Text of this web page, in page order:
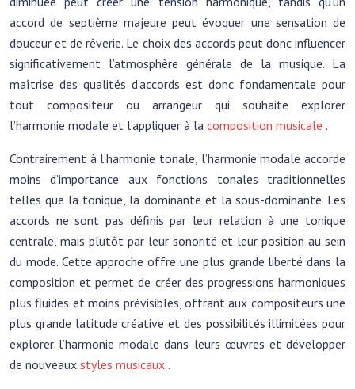
accord de septième majeure peut évoquer une sensation de
douceur et de rêverie. Le choix des accords peut donc influencer
significativement l’atmosphère générale de la musique. La
maîtrise des qualités d’accords est donc fondamentale pour
tout compositeur ou arrangeur qui souhaite explorer
l’harmonie modale et l’appliquer à la composition musicale .
Contrairement à l’harmonie tonale, l’harmonie modale accorde
moins d’importance aux fonctions tonales traditionnelles
telles que la tonique, la dominante et la sous-dominante. Les
accords ne sont pas définis par leur relation à une tonique
centrale, mais plutôt par leur sonorité et leur position au sein
du mode. Cette approche offre une plus grande liberté dans la
composition et permet de créer des progressions harmoniques
plus fluides et moins prévisibles, offrant aux compositeurs une
plus grande latitude créative et des possibilités illimitées pour
explorer l’harmonie modale dans leurs œuvres et développer
de nouveaux styles musicaux .